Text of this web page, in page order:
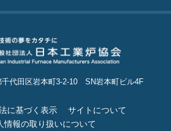
千代田区岩本町3-2-10 SN岩本町ビル4F
に基づく表示
サイトについて
情報の取り扱いについて